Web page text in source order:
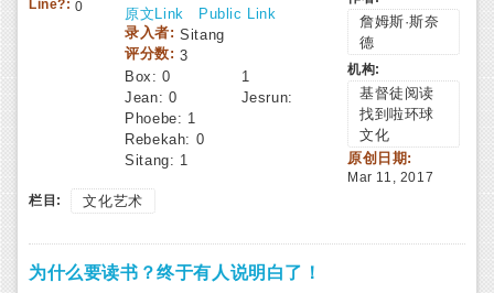
Line?:0 原文Link
Public Link
录入者: Sitang
评分数:3
Box:0
Jean: 0 Jesrun:
1
Phoebe: 1
Rebekah: 0
Sitang: 1
詹姆斯·斯奈
德
机构:
基督徒阅读
找到啦环球
文化
原创日期:
Mar 11, 2017
栏目:
文化艺术
为什么要读书？终于有人说明白了！